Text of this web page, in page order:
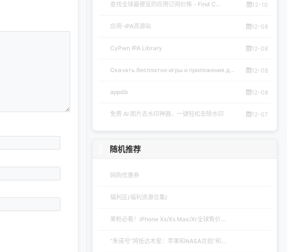
查找全球最便宜的应用订阅价格 - Find C... 12-10
应用-iPA资源站 12-08
CyPwn IPA Library 12-08
Скачать бесплатно игры и приложения д... 12-08
appdb 12-08
免费 AI 图片去水印神器，一键轻松去除水印 12-07
随机推荐
网购优惠券
福利区(福利资源合集)
果粉必看！iPhone Xs/Xs Max/Xr全球售价...
“朱诺号”将抵达木星：苹果和NASA合拍“和...